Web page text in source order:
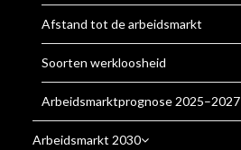
Afstand tot de arbeidsmarkt
Soorten werkloosheid
Arbeidsmarktprognose 2025–2027
Arbeidsmarkt 2030